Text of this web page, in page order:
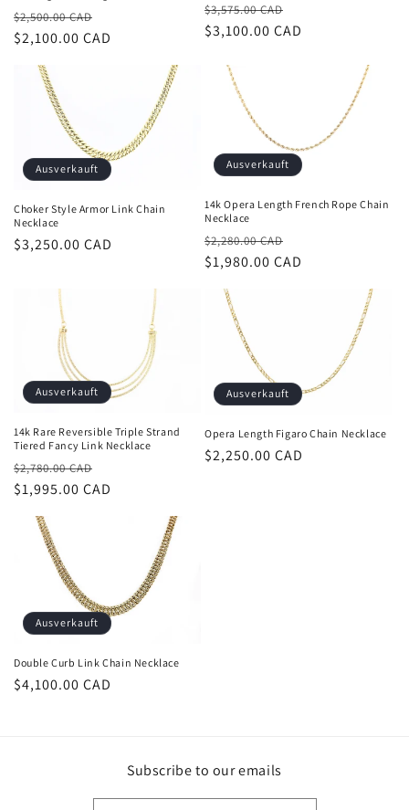
e
:
Normaler
Preis
$2,500.00 CAD
$2,100.00 CAD
Normaler
Preis
$3,575.00 CAD
$3,100.00 CAD
Ausverkauft
Choker Style Armor Link Chain
Necklace
Normaler
$3,250.00 CAD
Ausverkauft
14k Opera Length French Rope Chain
Necklace
Normaler
Preis
$2,280.00 CAD
$1,980.00 CAD
Ausverkauft
14k Rare Reversible Triple Strand
Tiered Fancy Link Necklace
Normaler
Preis
$2,780.00 CAD
$1,995.00 CAD
Ausverkauft
Opera Length Figaro Chain Necklace
Normaler
$2,250.00 CAD
Ausverkauft
Double Curb Link Chain Necklace
Normaler
$4,100.00 CAD
Subscribe to our emails